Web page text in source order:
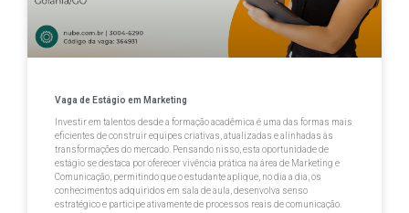
Vaga de Estágio em Marketing
Investir em talentos desde a formação acadêmica é uma das formas mais
eficientes de construir equipes criativas, atualizadas e alinhadas às
transformações do mercado. Pensando nisso, esta oportunidade de
estágio se destaca por oferecer vivência prática na área de Marketing e
Comunicação, permitindo que o estudante aplique, no dia a dia, os
conhecimentos adquiridos em sala de aula, desenvolva senso
estratégico e participe ativamente de processos reais de comunicação.